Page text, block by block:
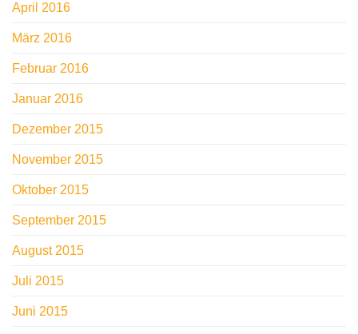
April 2016
März 2016
Februar 2016
Januar 2016
Dezember 2015
November 2015
Oktober 2015
September 2015
August 2015
Juli 2015
Juni 2015